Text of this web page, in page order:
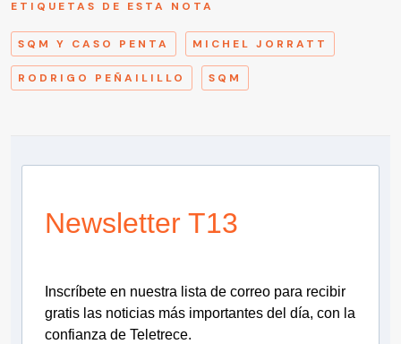
ETIQUETAS DE ESTA NOTA
SQM Y CASO PENTA MICHEL JORRATT
RODRIGO PEÑAILILLO SQM
Newsletter T13
Inscríbete en nuestra lista de correo para recibir
gratis las noticias más importantes del día, con la
confianza de Teletrece.